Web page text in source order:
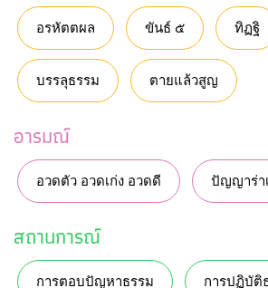
อรหัตตผล ขันธ์ ๕ ทิฏฐิ
บรรลุธรรม ตายแล้วสูญ
อารมณ์
อวดตัว อวดเก่ง อวดดี ปัญญาร่า
สถานการณ์
การตอบปัญหาธรรม การปฏิบัติ